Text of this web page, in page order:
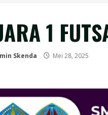
1
Skenda Mei 28, 2025